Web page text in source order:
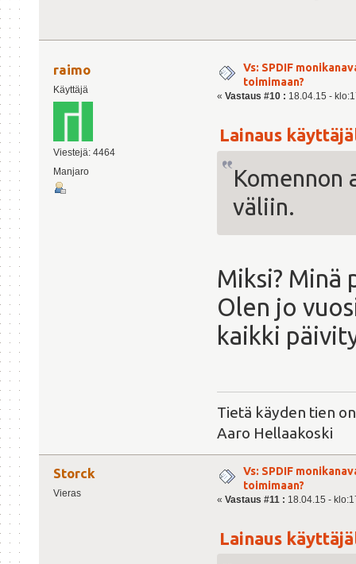
raimo
Käyttäjä
Viestejä: 4464
Manjaro
Vs: SPDIF
toimimaan?
« Vastaus #10 : 18.04.15 -
Lainaus
väliin.
Miksi? Minä
Olen jo
kaikki
Tietä käyden tien
Aaro Hellaakoski
Storck
Vieras
Vs: SPDIF
toimimaan?
« Vastaus #11 : 18.04.15 -
Lainaus